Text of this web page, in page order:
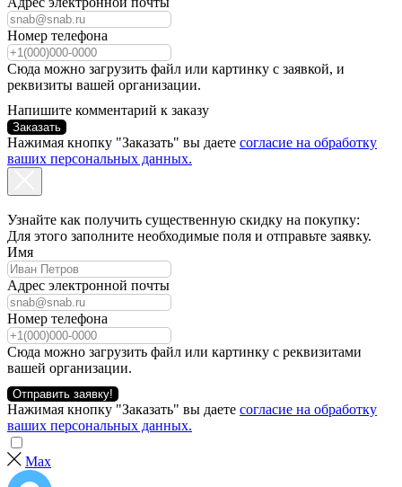
Номер телефона
Сюда можно загрузить файл или картинку с заявкой, и
реквизиты вашей организации.
Напишите комментарий к заказу
Заказать
Нажимая кнопку "Заказать" вы даете согласие на обработку
ваших персональных данных.
Узнайте как получить существенную скидку на покупку:
Для этого заполните необходимые поля и отправьте заявку.
Имя
Адрес электронной почты
Номер телефона
Сюда можно загрузить файл или картинку с реквизитами
вашей организации.
Отправить заявку!
Нажимая кнопку "Заказать" вы даете согласие на обработку
ваших персональных данных.
Max